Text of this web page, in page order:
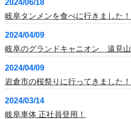
2024/06/18
岐阜タンメンを食べに行きました！
2024/04/09
岐阜のグランドキャニオン 遠見山
2024/04/09
岩倉市の桜祭りに行ってきました！
2024/03/14
岐阜車体 正社員登用！